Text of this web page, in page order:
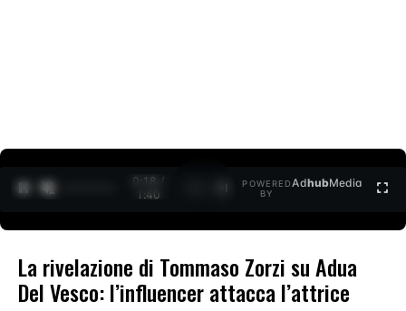
0:18 /
1:40
POWERED
BY
AdhubMedia
La rivelazione di Tommaso Zorzi su Adua
Del Vesco: l’influencer attacca l’attrice